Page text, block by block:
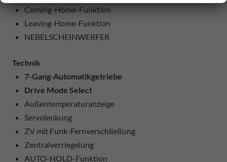
Coming-Home-Funktion
Leaving-Home-Funktion
NEBELSCHEINWERFER
Technik
7-Gang-Automatikgetriebe
Drive Mode Select
Außentemperaturanzeige
Servolenkung
ZV mit Funk-Fernverschließung
Zentralverriegelung
AUTO-HOLD-Funktion